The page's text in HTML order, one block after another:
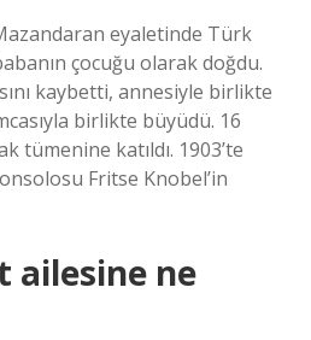
eyaletinde Türk
çocuğu olarak doğdu.
kaybetti, annesiyle birlikte
birlikte büyüdü. 16
tümenine katıldı. 1903’te
Fritse Knobel’in
ailesine ne